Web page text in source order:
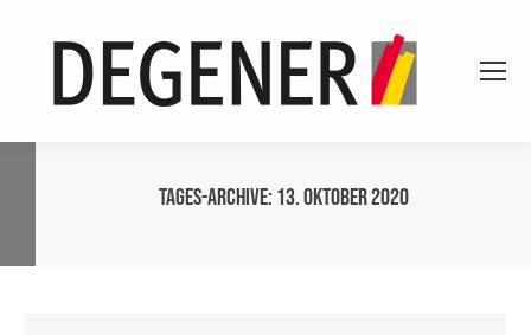
Tages-Archive: 13. Oktober 2020